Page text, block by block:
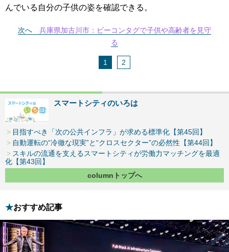
んでいる自分の子供の姿を確認できる。
次へ
兵庫県加古川市：ビーコンタグで子供や高齢者を見守
る
1 2
スマートシティのいろは
目指すべき「次の公共インフラ」が求める標準化【第45回】
自動運転の“冷徹な現実”と“クロスセクター”の必然性【第44回】
スキルの流通を支えるスマートシティが労働力マッチングを最適
化【第43回】
columnトップへ
おすすめ記事